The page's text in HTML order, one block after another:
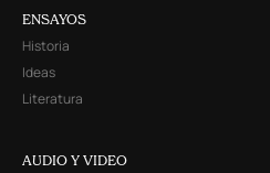
ENSAYOS
Historia
Ideas
Literatura
AUDIO Y VIDEO